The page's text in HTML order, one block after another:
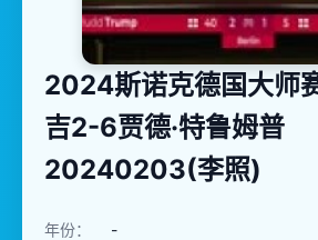
2024斯诺克德国大师
吉2-6贾德·特鲁姆普
20240203(李照)
年份： -